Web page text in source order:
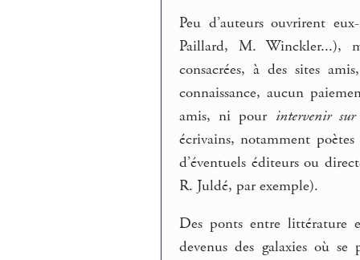
Peu d’auteurs ouvrirent
Paillard, M. Winckler...),
consacrées, à des sites
connaissance, aucun
amis, ni pour intervenir
écrivains, notamment
d’éventuels éditeurs ou
R. Juldé, par exemple).
Des ponts entre littérature
devenus des galaxies où